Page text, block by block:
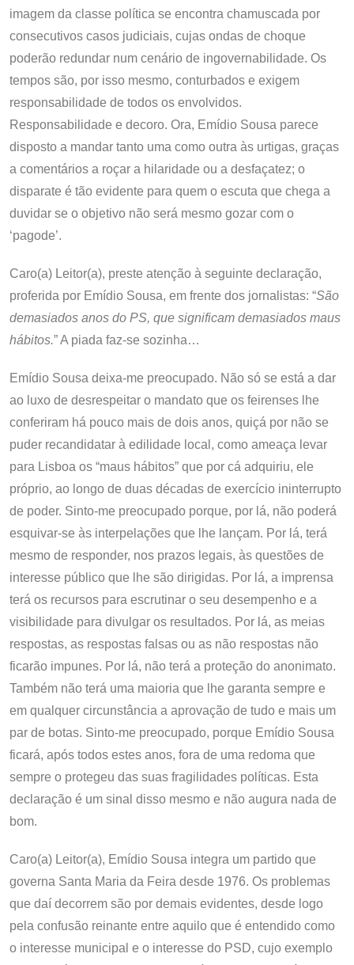
imagem da classe política se encontra chamuscada por
consecutivos casos judiciais, cujas ondas de choque
poderão redundar num cenário de ingovernabilidade. Os
tempos são, por isso mesmo, conturbados e exigem
responsabilidade de todos os envolvidos.
Responsabilidade e decoro. Ora, Emídio Sousa parece
disposto a mandar tanto uma como outra às urtigas, graças
a comentários a roçar a hilaridade ou a desfaçatez; o
disparate é tão evidente para quem o escuta que chega a
duvidar se o objetivo não será mesmo gozar com o
‘pagode’.
Caro(a) Leitor(a), preste atenção à seguinte declaração,
proferida por Emídio Sousa, em frente dos jornalistas: “São
demasiados anos do PS, que significam demasiados maus
hábitos.” A piada faz-se sozinha…
Emídio Sousa deixa-me preocupado. Não só se está a dar
ao luxo de desrespeitar o mandato que os feirenses lhe
conferiram há pouco mais de dois anos, quiçá por não se
puder recandidatar à edilidade local, como ameaça levar
para Lisboa os “maus hábitos” que por cá adquiriu, ele
próprio, ao longo de duas décadas de exercício ininterrupto
de poder. Sinto-me preocupado porque, por lá, não poderá
esquivar-se às interpelações que lhe lançam. Por lá, terá
mesmo de responder, nos prazos legais, às questões de
interesse público que lhe são dirigidas. Por lá, a imprensa
terá os recursos para escrutinar o seu desempenho e a
visibilidade para divulgar os resultados. Por lá, as meias
respostas, as respostas falsas ou as não respostas não
ficarão impunes. Por lá, não terá a proteção do anonimato.
Também não terá uma maioria que lhe garanta sempre e
em qualquer circunstância a aprovação de tudo e mais um
par de botas. Sinto-me preocupado, porque Emídio Sousa
ficará, após todos estes anos, fora de uma redoma que
sempre o protegeu das suas fragilidades políticas. Esta
declaração é um sinal disso mesmo e não augura nada de
bom.
Caro(a) Leitor(a), Emídio Sousa integra um partido que
governa Santa Maria da Feira desde 1976. Os problemas
que daí decorrem são por demais evidentes, desde logo
pela confusão reinante entre aquilo que é entendido como
o interesse municipal e o interesse do PSD, cujo exemplo